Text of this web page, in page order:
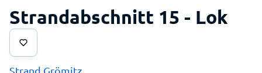
Strandabschnitt 15 - Lok
Strand Grömitz